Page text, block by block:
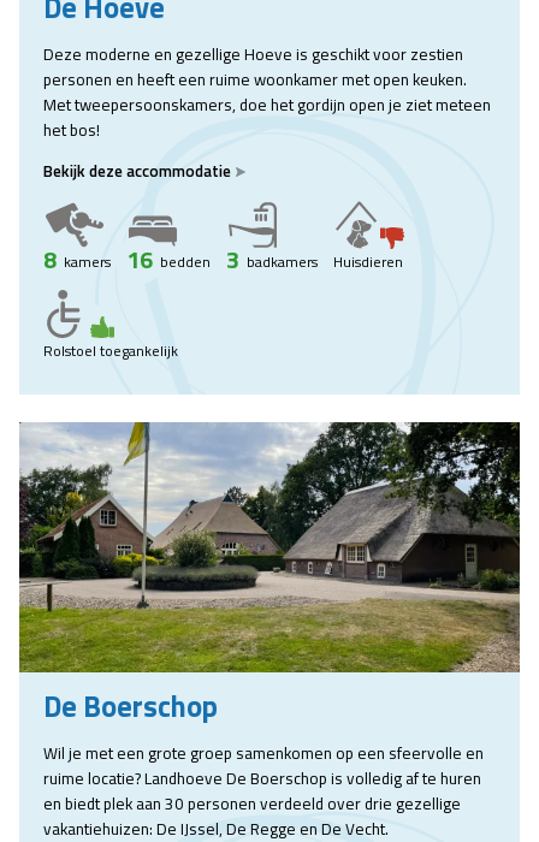
Deze moderne en gezellige Hoeve is geschikt voor zestien
personen en heeft een ruime woonkamer met open keuken.
Met tweepersoonskamers, doe het gordijn open je ziet meteen
het bos!
Bekijk deze accommodatie
8 kamers 16 bedden 3 badkamers Huisdieren
Rolstoel toegankelijk
De Boerschop
Wil je met een grote groep samenkomen op een sfeervolle en
ruime locatie? Landhoeve De Boerschop is volledig af te huren
en biedt plek aan 30 personen verdeeld over drie gezellige
vakantiehuizen: De IJssel, De Regge en De Vecht.